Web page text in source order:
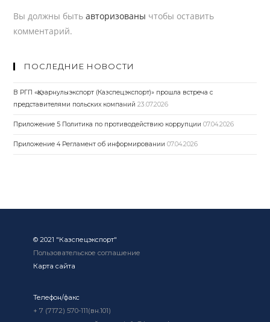
Вы должны бытьавторизованы чтобы оставить
комментарий.
ПОСЛЕДНИЕ НОВОСТИ
В РГП «Қазарнулыэкспорт (Казспецэкспорт)» прошла встреча с
представителями польских компаний 23.07.2026
Приложение 5 Политика по противодействию коррупции 07.04.2026
Приложение 4 Регламент об информировании 07.04.2026
© 2021 "Казспецэкспорт"
Пользовательское соглашение
Карта сайта
Телефон/факс
+ 7 (7172) 570-111(вн.101)